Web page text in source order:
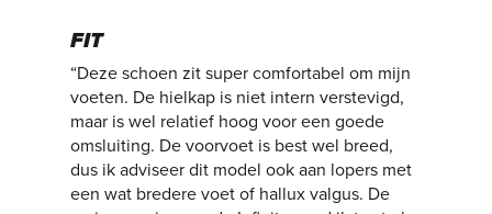
FIT
“Deze schoen zit super comfortabel om mijn
voeten. De hielkap is niet intern verstevigd,
maar is wel relatief hoog voor een goede
omsluiting. De voorvoet is best wel breed,
dus ik adviseer dit model ook aan lopers met
een wat bredere voet of hallux valgus. De